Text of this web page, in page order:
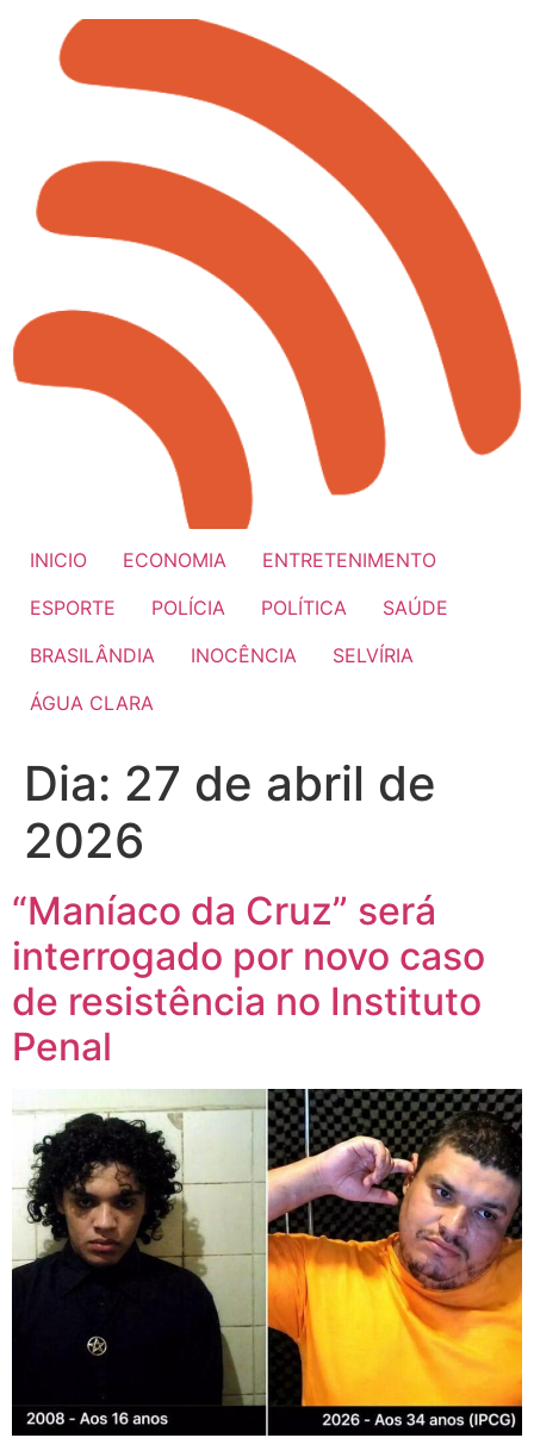
INICIO ECONOMIA
ENTRETENIMENTO
ESPORTE
POLÍCIA POLÍTICA
SAÚDE
BRASILÂNDIA
INOCÊNCIA
SELVÍRIA
ÁGUA CLARA
Dia: 27 de abril de
2026
“Maníaco da Cruz” será
interrogado por novo caso
de resistência no Instituto
Penal